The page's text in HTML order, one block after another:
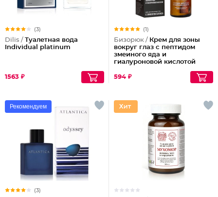
(3)
Dilis / Туалетная вода
Individual platinum
1563 ₽
(1)
Бизорюк / Крем для зоны
вокруг глаз с пептидом
змеиного яда и
гиалуроновой кислотой
594 ₽
Рекомендуем
(3)